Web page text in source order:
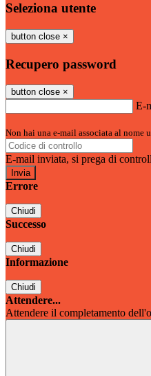
Seleziona utente
button close ×
Recupero password
button close ×
E-
Non hai una e-mail associata al nome
E-mail inviata, si prega di
Errore
Chiudi
Successo
Chiudi
Informazione
Chiudi
Attendere...
Attendere il completamento